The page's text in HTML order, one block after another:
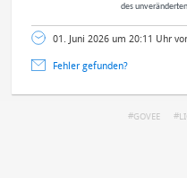
des
01. Juni 2026 um 20:11 Uhr
Fehler gefunden?
GOVEE